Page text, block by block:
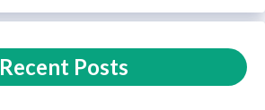
Recent Posts